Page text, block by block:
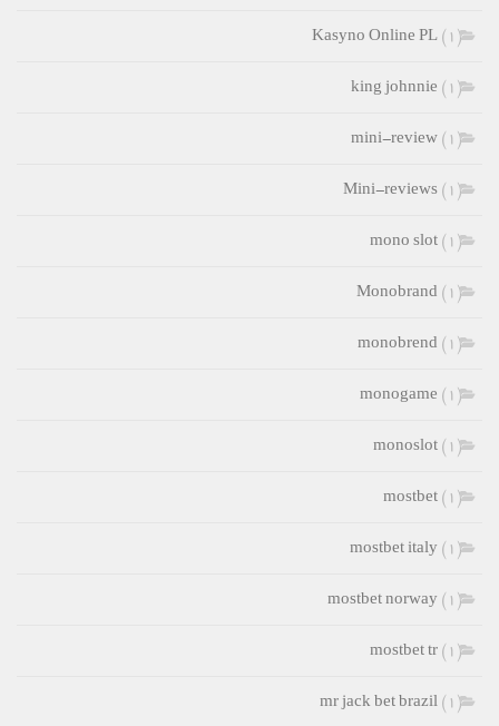
Kasyno Online PL(1)
king johnnie (1)
mini-review(1)
Mini-reviews(1)
mono slot(1)
Monobrand (1)
monobrend (1)
monogame (1)
monoslot(1)
mostbet(1)
mostbet italy (1)
mostbet norway (1)
mostbet tr(1)
mr jack bet brazil(1)